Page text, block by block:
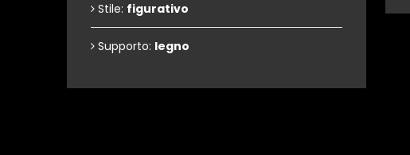
Stile: figurativo
Supporto: legno